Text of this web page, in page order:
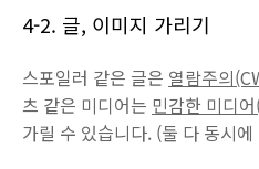
4-2. 글, 이미지 가리기
스포일러 같은 글은 열람주의
츠 같은 미디어는 민감한 미디
가릴 수 있습니다. (둘 다 동시